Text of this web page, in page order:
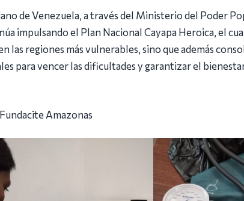
de Venezuela, a través del Ministerio del Poder
impulsando el Plan Nacional Cayapa Heroica, el
las regiones más vulnerables, sino que además
para vencer las dificultades y garantizar el
Amazonas